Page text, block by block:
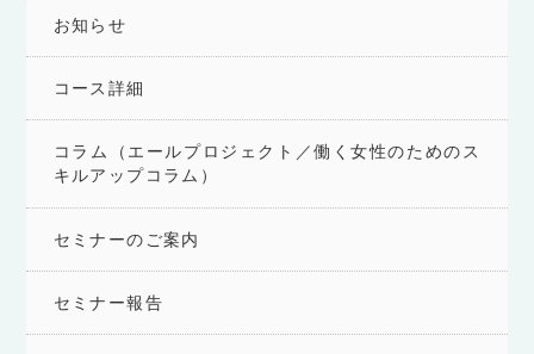
お知らせ
コース詳細
コラム（エールプロジェクト／働く女性のためのス
キルアップコラム）
セミナーのご案内
セミナー報告